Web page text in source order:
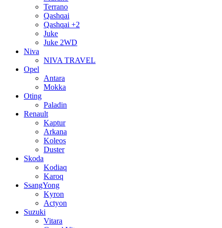
Terrano
Qashqai
Qashqai +2
Juke
Juke 2WD
Niva
NIVA TRAVEL
Opel
Antara
Mokka
Oting
Paladin
Renault
Kaptur
Arkana
Koleos
Duster
Skoda
Kodiaq
Karoq
SsangYong
Kyron
Actyon
Suzuki
Vitara